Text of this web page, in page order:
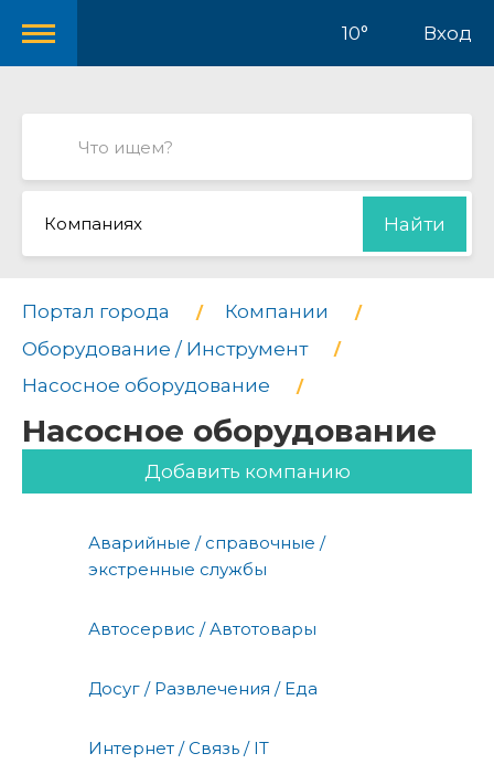
10° Вход
Компаниях Найти
Портал города
Компании
Оборудование / Инструмент
Насосное оборудование
Насосное оборудование
Добавить компанию
Аварийные / справочные /
экстренные службы
Автосервис / Автотовары
Досуг / Развлечения / Еда
Интернет / Связь / IT